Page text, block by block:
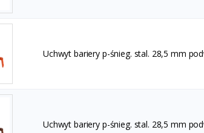
Uchwyt bariery p-śnieg. stal. 28,5 mm
Uchwyt bariery p-śnieg. stal. 28,5 mm